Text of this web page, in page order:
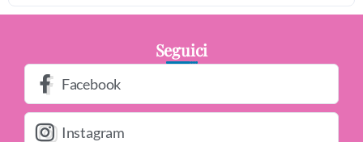
Seguici
Facebook
Instagram